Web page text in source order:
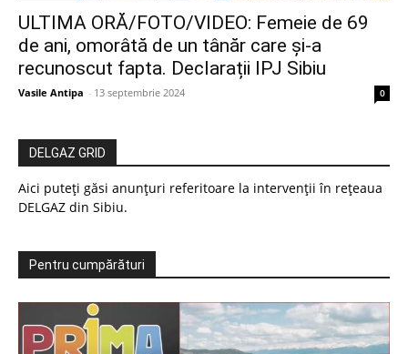
ULTIMA ORĂ/FOTO/VIDEO: Femeie de 69
de ani, omorâtă de un tânăr care și-a
recunoscut fapta. Declarații IPJ Sibiu
Vasile Antipa - 13 septembrie 2024 0
DELGAZ GRID
Aici puteți găsi anunțuri referitoare la intervenții în rețeaua
DELGAZ din Sibiu.
Pentru cumpărături